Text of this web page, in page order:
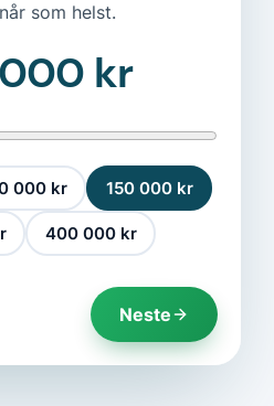
som helst.
kr
000 kr 150 000 kr
400 000 kr
Neste